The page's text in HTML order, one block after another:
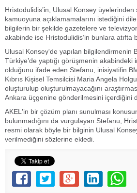
Hristodulidis’in, Ulusal Konsey üyelerinden
kamuoyuna açıklamamalarını istediğini
bilgilerin bir şekilde gazetelere ve televizyon
akabinde ise Hristodulidis’in bunlara atıfta
Ulusal Konsey'de yapılan bilgilendirmenin
Türkiye’de yaptığı görüşmenin akabindeki
olduğunu ifade eden Stefanu, inisiyatifin
Kıbrıs Kişisel Temsilcisi Maria Angela
oluşturulup oluşturulmayacağını
Ankara üçgenine gönderilmesini içerdiğini
AKEL'in bir çözüm planı sunulması
bulunmadığını da vurgulayan Stefanu,
resmi olarak böyle bir bilginin Ulusal
verilmediğini sözlerine ekledi.